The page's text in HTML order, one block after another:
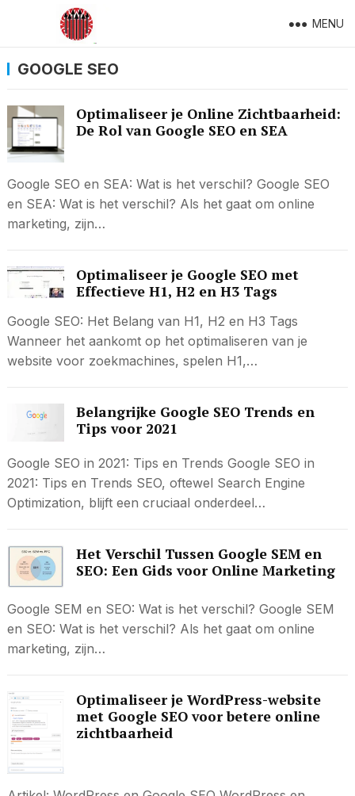
MENU
GOOGLE SEO
Optimaliseer je Online Zichtbaarheid:
De Rol van Google SEO en SEA
Google SEO en SEA: Wat is het verschil? Google SEO
en SEA: Wat is het verschil? Als het gaat om online
marketing, zijn…
Optimaliseer je Google SEO met
Effectieve H1, H2 en H3 Tags
Google SEO: Het Belang van H1, H2 en H3 Tags
Wanneer het aankomt op het optimaliseren van je
website voor zoekmachines, spelen H1,…
Belangrijke Google SEO Trends en
Tips voor 2021
Google SEO in 2021: Tips en Trends Google SEO in
2021: Tips en Trends SEO, oftewel Search Engine
Optimization, blijft een cruciaal onderdeel…
Het Verschil Tussen Google SEM en
SEO: Een Gids voor Online Marketing
Google SEM en SEO: Wat is het verschil? Google SEM
en SEO: Wat is het verschil? Als het gaat om online
marketing, zijn…
Optimaliseer je WordPress-website
met Google SEO voor betere online
zichtbaarheid